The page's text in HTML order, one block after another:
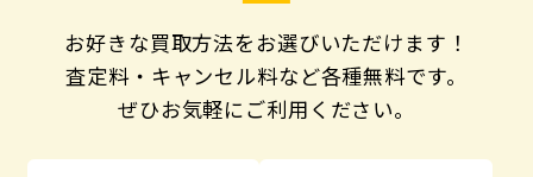
お好きな買取方法をお選びいただけます！
査定料・キャンセル料など各種無料です。
ぜひお気軽にご利用ください。